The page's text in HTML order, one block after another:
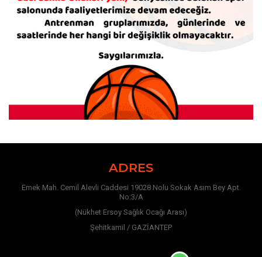
ADRES
Emek Mah. Cemil Alevli Caddesi 19028 Nolu Sokak Asım Bey Apt.
No:3/A
(Nükhet Ersoy Sağlık Ocağı Arası)
Şehitkamil / GAZİANTEP